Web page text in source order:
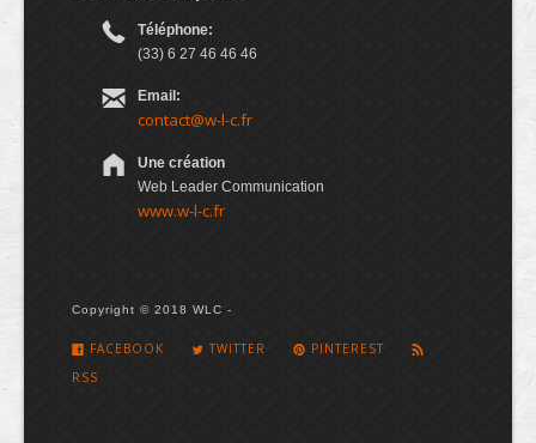
Téléphone:
(33) 6 27 46 46 46
Email:
contact@w-l-c.fr
Une création
Web Leader Communication
www.w-l-c.fr
Copyright © 2018 WLC -
FACEBOOK TWITTER
PINTEREST
RSS